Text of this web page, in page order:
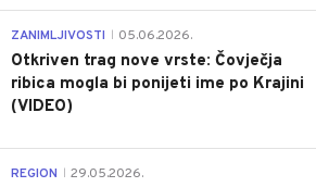
ZANIMLJIVOSTI 05.06.2026.
Otkriven trag nove vrste: Čovječja
ribica mogla bi ponijeti ime po Krajini
(VIDEO)
REGION 29.05.2026.